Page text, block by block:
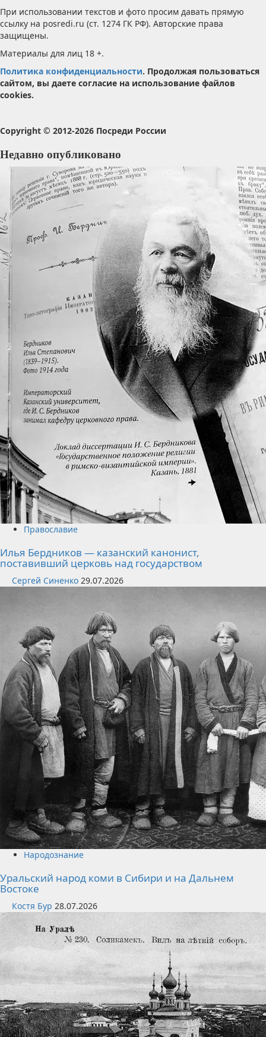
При использовании текстов и фото просим давать прямую
ссылку на posredi.ru (ст. 1274 ГК РФ). Авторские права
защищены.
Материалы для лиц 18 +.
Политика конфиденциальности. Продолжая пользоваться
сайтом, вы даете согласие на использование файлов
cookies.
Copyright © 2012-2026 Посреди России
Недавно опубликовано
Православие
Илья Бердников — казанский канонист,
поставивший церковь над государством
Сергей Синенко 29.07.2026
Народознание
Уральский народ коми в Сибири и на Дальнем
Востоке
Костя Бур 28.07.2026